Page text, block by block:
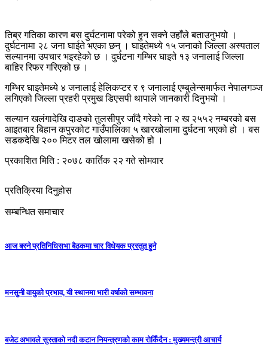
तिब्र गतिका कारण बस दुर्घटनामा परेको हुन सक्ने उहाँले बताउनुभयो ।
दुर्घटनामा २८ जना घाईते भएका छन् । घाइतेमध्ये १५ जनाको जिल्ला अस्पताल
सल्यानमा उपचार भइरहेको छ । दुर्घटना गम्भिर घाइते १३ जनालाई जिल्ला
बाहिर रिफर गरिएको छ ।
गम्भिर घाइतेमध्ये ४ जनालाई हेलिकप्टर र ९ जनालाई एम्बुलेन्समार्फत नेपालगञ्ज
लगिएको जिल्ला प्रहरी प्रमुख डिएसपी थापाले जानकारी दिनुभयो ।
सल्यान खलंगादेखि दाङको तुलसीपुर जाँदै गरेको ना २ ख २५५२ नम्बरको बस
आइतबार बिहान कपुरकोट गाउँपालिका ५ खारखोलामा दुर्घटना भएको हो । बस
सडकदेखि २०० मिटर तल खोलामा खसेको हो ।
प्रकाशित मिति : २०७८ कार्तिक २२ गते सोमवार
प्रतिक्रिया दिनुहोस
सम्बन्धित समाचार
आज बस्ने प्रतिनिधिसभा बैठकमा चार विधेयक प्रस्तुत हुने
मनसुनी वायुको प्रभाव, यी स्थानमा भारी वर्षाको सम्भावना
बजेट अभावले सुस्ताको नदी कटान नियन्त्रणको काम रोकिँदैन : मुख्यमन्त्री आचार्य